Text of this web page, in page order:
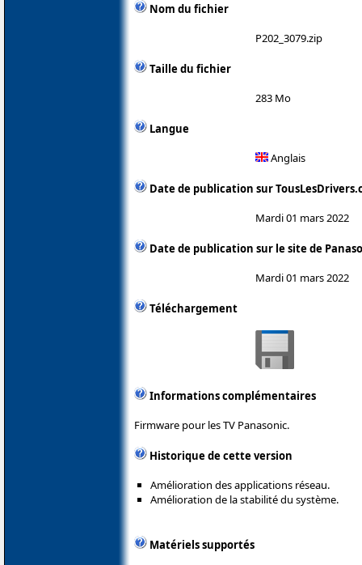
Nom du fichier
P202_3079.zip
Taille du fichier
283 Mo
Langue
Anglais
Date de publication sur
Mardi 01 mars 2022
Date de publication sur le site de
Mardi 01 mars 2022
Téléchargement
Informations complémentaires
Firmware pour les TV Panasonic.
Historique de cette version
Amélioration des applications réseau.
Amélioration de la stabilité du système.
Matériels supportés